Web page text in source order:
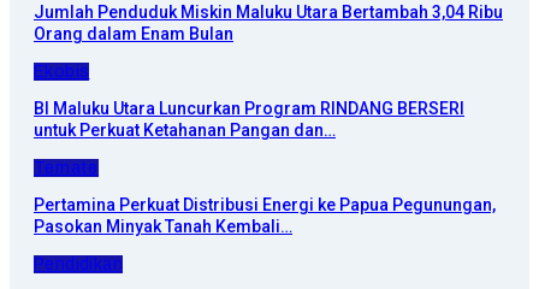
Jumlah Penduduk Miskin Maluku Utara Bertambah 3,04 Ribu
Orang dalam Enam Bulan
Ekobis
BI Maluku Utara Luncurkan Program RINDANG BERSERI
untuk Perkuat Ketahanan Pangan dan…
Ternate
Pertamina Perkuat Distribusi Energi ke Papua Pegunungan,
Pasokan Minyak Tanah Kembali…
Pendidikan